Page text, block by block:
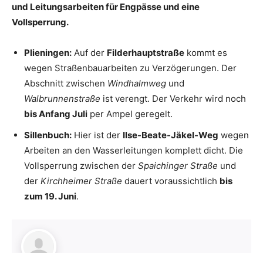
und Leitungsarbeiten für Engpässe und eine
Vollsperrung.
Plieningen: Auf der Filderhauptstraße kommt es
wegen Straßenbauarbeiten zu Verzögerungen. Der
Abschnitt zwischen Windhalmweg und
Walbrunnenstraße ist verengt. Der Verkehr wird noch
bis Anfang Juli per Ampel geregelt.
Sillenbuch: Hier ist der Ilse-Beate-Jäkel-Weg wegen
Arbeiten an den Wasserleitungen komplett dicht. Die
Vollsperrung zwischen der Spaichinger Straße und
der Kirchheimer Straße dauert voraussichtlich bis
zum 19. Juni.